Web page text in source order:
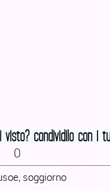
visto? condividilo con i
0
, soggiorno